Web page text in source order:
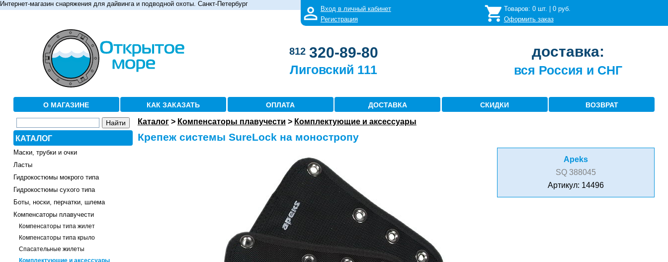
Интернет-магазин снаряжения для дайвинга и подводной охоты. Санкт-Петербург
Вход в личный кабинет
Регистрация
Товаров: 0шт. | 0руб.
Оформить заказ
812 320-89-80
Лиговский 111
доставка:
вся Россия и СНГ
О МАГАЗИНЕ КАК ЗАКАЗАТЬ ОПЛАТА ДОСТАВКА СКИДКИ ВОЗВРАТ
КАТАЛОГ
Маски, трубки и очки
Ласты
Гидрокостюмы мокрого типа
Гидрокостюмы сухого типа
Боты, носки, перчатки, шлема
Компенсаторы плавучести
Компенсаторы типа жилет
Компенсаторы типа крыло
Спасательные жилеты
Каталог> Компенсаторы плавучести > Комплектующие и аксессуары
Крепеж системы SureLock на моностропу
Apeks
SQ 388045
Артикул: 14496